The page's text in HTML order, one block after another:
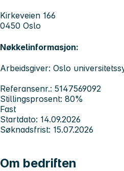
Kirkeveien 166
0450 Oslo
Nøkkelinformasjon:
Arbeidsgiver: Oslo
Referansenr.: 5147569092
Stillingsprosent: 80%
Fast
Startdato: 14.09.2026
Søknadsfrist: 15.07.2026
Om bedriften